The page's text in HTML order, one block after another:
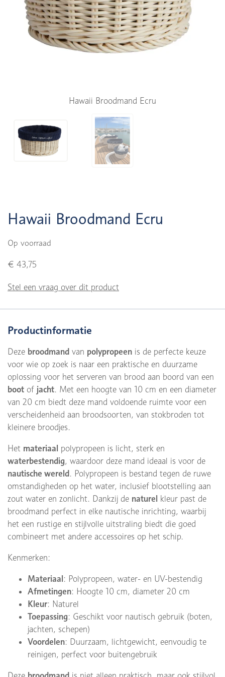
Hawaii Broodmand Ecru
Hawaii Broodmand Ecru
Op voorraad
€ 43,75
Stel een vraag over dit product
Productinformatie
Deze broodmand van polypropeen is de perfecte keuze
voor wie op zoek is naar een praktische en duurzame
oplossing voor het serveren van brood aan boord van een
boot of jacht. Met een hoogte van 10 cm en een diameter
van 20 cm biedt deze mand voldoende ruimte voor een
verscheidenheid aan broodsoorten, van stokbroden tot
kleinere broodjes.
Het materiaal polypropeen is licht, sterk en
waterbestendig, waardoor deze mand ideaal is voor de
nautische wereld. Polypropeen is bestand tegen de ruwe
omstandigheden op het water, inclusief blootstelling aan
zout water en zonlicht. Dankzij de naturel kleur past de
broodmand perfect in elke nautische inrichting, waarbij
het een rustige en stijlvolle uitstraling biedt die goed
combineert met andere accessoires op het schip.
Kenmerken:
Materiaal: Polypropeen, water- en UV-bestendig
Afmetingen: Hoogte 10 cm, diameter 20 cm
Kleur: Naturel
Toepassing: Geschikt voor nautisch gebruik (boten,
jachten, schepen)
Voordelen: Duurzaam, lichtgewicht, eenvoudig te
reinigen, perfect voor buitengebruik